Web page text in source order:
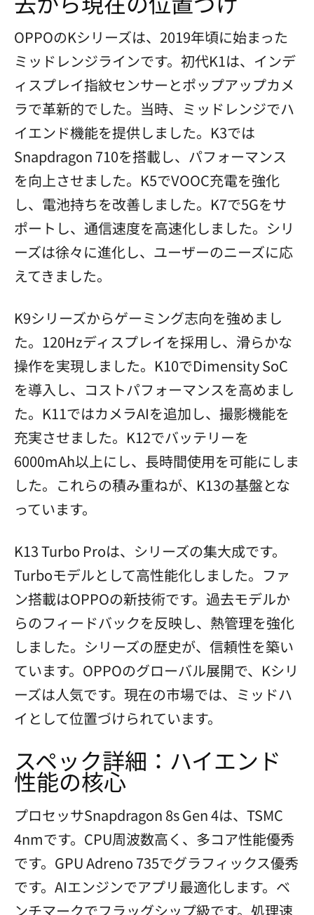
OPPOのKシリーズは、2019年頃に始まった
ミッドレンジラインです。初代K1は、インデ
ィスプレイ指紋センサーとポップアップカメ
ラで革新的でした。当時、ミッドレンジでハ
イエンド機能を提供しました。K3では
Snapdragon 710を搭載し、パフォーマンス
を向上させました。K5でVOOC充電を強化
し、電池持ちを改善しました。K7で5Gをサ
ポートし、通信速度を高速化しました。シリ
ーズは徐々に進化し、ユーザーのニーズに応
えてきました。
K9シリーズからゲーミング志向を強めまし
た。120Hzディスプレイを採用し、滑らかな
操作を実現しました。K10でDimensity SoC
を導入し、コストパフォーマンスを高めまし
た。K11ではカメラAIを追加し、撮影機能を
充実させました。K12でバッテリーを
6000mAh以上にし、長時間使用を可能にしま
した。これらの積み重ねが、K13の基盤とな
っています。
K13 Turbo Proは、シリーズの集大成です。
Turboモデルとして高性能化しました。ファ
ン搭載はOPPOの新技術です。過去モデルか
らのフィードバックを反映し、熱管理を強化
しました。シリーズの歴史が、信頼性を築い
ています。OPPOのグローバル展開で、Kシリ
ーズは人気です。現在の市場では、ミッドハ
イとして位置づけられています。
スペック詳細：ハイエンド
性能の核心
プロセッサSnapdragon 8s Gen 4は、TSMC
4nmです。CPU周波数高く、多コア性能優秀
です。GPU Adreno 735でグラフィックス優秀
です。AIエンジンでアプリ最適化します。ベ
ンチマークでフラッグシップ級です。処理速